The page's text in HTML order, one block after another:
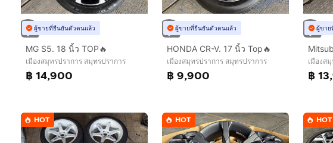
ผู้ขายที่ยืนยันตัวตนแล้ว
MG S5. 18 นิ้ว TOP🔥
เมืองสมุทรปราการ สมุทรปราการ
฿ 14,900
ผู้ขายที่ยืนยันตัวตนแล้ว
HONDA CR-V. 17 นิ้ว Top🔥
เมืองสมุทรปราการ สมุทรปราการ
฿ 9,900
ผู้ขาย
เมืองส
฿
HOT HOT HOT